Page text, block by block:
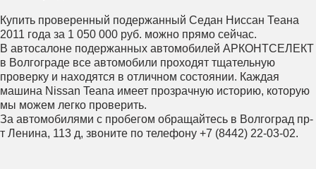
Купить проверенный подержанный Седан Ниссан Теана
2011 года за 1 050 000 руб. можно прямо сейчас.
В автосалоне подержанных автомобилей АРКОНТСЕЛЕКТ
в Волгограде все автомобили проходят тщательную
проверку и находятся в отличном состоянии. Каждая
машина Nissan Teana имеет прозрачную историю, которую
мы можем легко проверить.
За автомобилями с пробегом обращайтесь в Волгоград пр-
т Ленина, 113 д, звоните по телефону +7 (8442) 22-03-02.